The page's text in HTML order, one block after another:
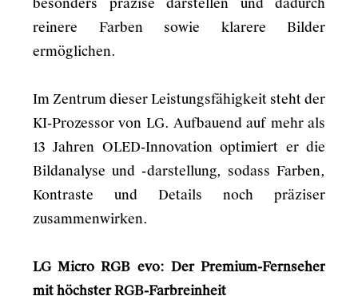
besonders präzise darstellen und dadurch
reinere Farben sowie klarere Bilder
ermöglichen.
Im Zentrum dieser Leistungsfähigkeit steht der
KI-Prozessor von LG. Aufbauend auf mehr als
13 Jahren OLED-Innovation optimiert er die
Bildanalyse und -darstellung, sodass Farben,
Kontraste und Details noch präziser
zusammenwirken.
LG Micro RGB evo: Der Premium-Fernseher
mit höchster RGB-Farbreinheit